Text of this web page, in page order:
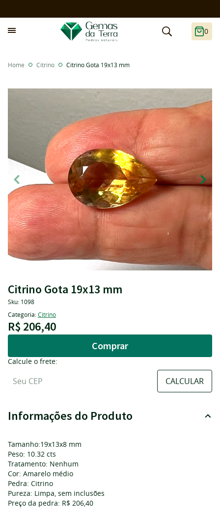
0
Home Citrino Citrino Gota 19x13 mm
Citrino Gota 19x13 mm
Sku: 1098
Categoria:Citrino
R$ 206,40
Comprar
Calcule o frete:
Informações do Produto
Tamanho:19x13x8 mm
Peso: 10.32 cts
Tratamento: Nenhum
Cor: Amarelo médio
Pedra: Citrino
Pureza: Limpa, sem inclusões
Preço da pedra: R$ 206,40